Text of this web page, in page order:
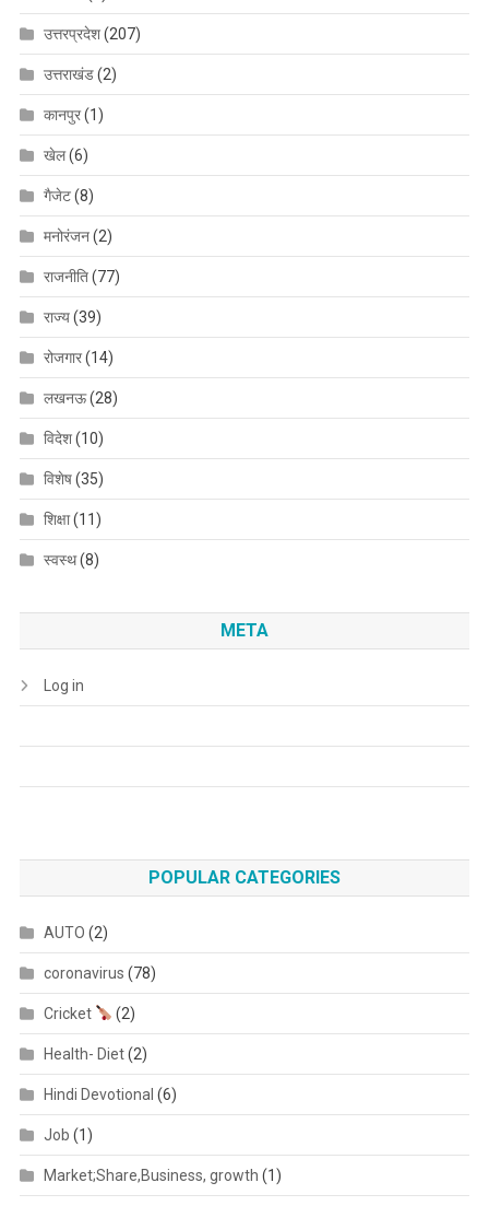
उत्तरप्रदेश(207)
उत्तराखंड(2)
कानपुर(1)
खेल(6)
गैजेट(8)
मनोरंजन(2)
राजनीति(77)
राज्य(39)
रोजगार(14)
लखनऊ(28)
विदेश(10)
विशेष(35)
शिक्षा(11)
स्वस्थ(8)
META
Log in
POPULAR CATEGORIES
AUTO (2)
coronavirus (78)
Cricket (2)
Health- Diet(2)
Hindi Devotional (6)
Job (1)
Market;Share,Business, growth (1)